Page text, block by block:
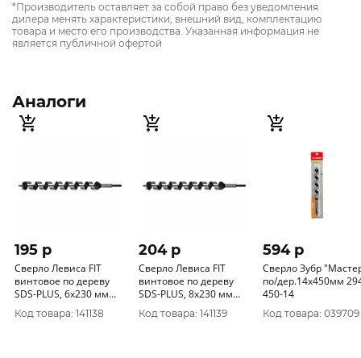
*Производитель оставляет за собой право без уведомления
дилера менять характеристики, внешний вид, комплектацию
товара и место его производства. Указанная информация не
является публичной офертой
Аналоги
195 p
Сверло Левиса FIT
винтовое по дереву
SDS-PLUS, 6х230 мм
36281
Код товара: 141138
204 p
Сверло Левиса FIT
винтовое по дереву
SDS-PLUS, 8х230 мм
36282
Код товара: 141139
594 p
Сверло Зубр
по/дер.14х450мм
450-14
Код товара: 039709